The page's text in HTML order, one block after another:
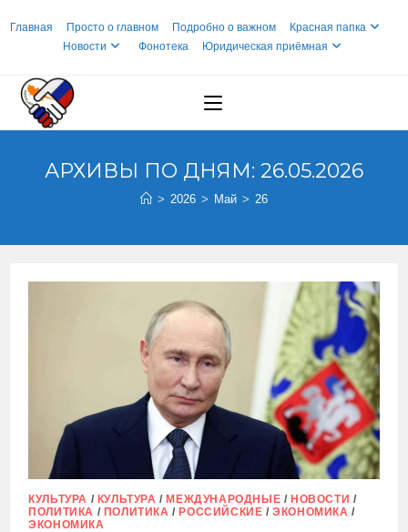
Главная Просто о главном Подробно о важном
Красная папка
Новости
Фонотека Юридическая приёмная
АРХИВЫ ПО ДНЯМ: 26.05.2026
> 2026 > Май > 26
КУЛЬТУРА / КУЛЬТУРА /МЕЖДУНАРОДНЫЕ /НОВОСТИ /
ПОЛИТИКА / ПОЛИТИКА /РОССИЙСКИЕ /ЭКОНОМИКА /
ЭКОНОМИКА